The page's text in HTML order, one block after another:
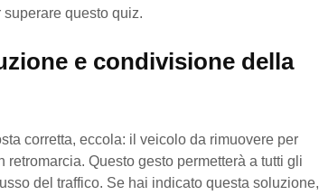
questo quiz.
e condivisione della
corretta, eccola: il veicolo da rimuovere per
retromarcia. Questo gesto permetterà a tutti gli
del traffico. Se hai indicato questa soluzione,